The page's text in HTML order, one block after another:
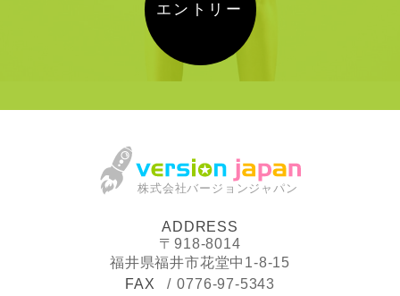
エントリー
株式会社バージョンジャパン
ADDRESS
〒918-8014
福井県福井市花堂中1-8-15
FAX
0776-97-5343